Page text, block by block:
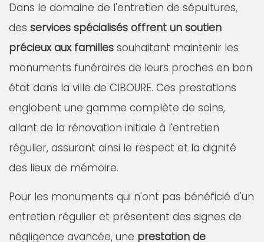
Dans le domaine de l'entretien de sépultures,
des services spécialisés offrent un soutien
précieux aux familles souhaitant maintenir les
monuments funéraires de leurs proches en bon
état dans la ville de CIBOURE. Ces prestations
englobent une gamme complète de soins,
allant de la rénovation initiale à l'entretien
régulier, assurant ainsi le respect et la dignité
des lieux de mémoire.
Pour les monuments qui n'ont pas bénéficié d'un
entretien régulier et présentent des signes de
négligence avancée, une prestation de